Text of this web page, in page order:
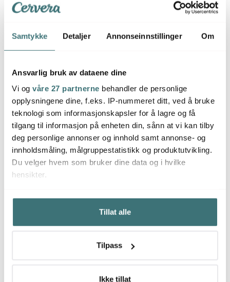
Samtykke Detaljer Annonseinnstillinger Om
Ansvarlig bruk av dataene dine
Vi og våre 27 partnerne behandler de personlige
opplysningene dine, f.eks. IP-nummeret ditt, ved å bruke
teknologi som informasjonskapsler for å lagre og få
tilgang til informasjon på enheten din, sånn at vi kan tilby
deg personlige annonser og innhold samt annonse- og
innholdsmåling, målgruppestatistikk og produktutvikling.
Du velger hvem som bruker dine data og i hvilke
hensikter.
Hvis du gir oss lov, vil vi også gjerne:
Innhente informasjon om den geografiske
beliggenheten din, som kan være nøyaktig innenfor
Identifisere enheten din ved å aktivt skanne den for
kan du lese om hvordan dine personlige
Tillat alle
Tilpass
Ikke tillat
Smeg
Collezione
mikrobølgeovn grill
MOC01 1900W emerald
green
5495 kr
Få på lager
Smeg
Collezione kjøkkenvekt
KSC01 emerald green
1795 kr
På lager
Du kanskje også liker